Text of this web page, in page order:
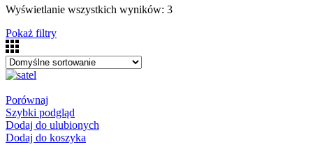
Wyświetlanie wszystkich wyników: 3
Pokaż filtry
Porównaj
Szybki podgląd
Dodaj do ulubionych
Dodaj do koszyka